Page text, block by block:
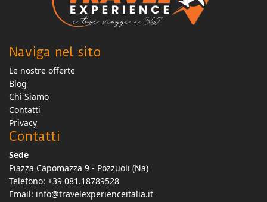
Naviga nel sito
Le nostre offerte
Blog
Chi Siamo
Contatti
Privacy
Contatti
Sede
Piazza Capomazza 9 - Pozzuoli (Na)
Telefono: +39 081.18789528
Email: info@travelexperienceitalia.it